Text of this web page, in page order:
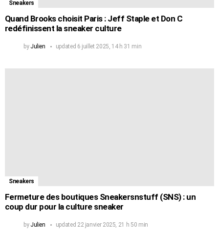
Sneakers
Quand Brooks choisit Paris : Jeff Staple et Don C
redéfinissent la sneaker culture
by Julien updated 6 juillet 2025, 14 h 31 min
Sneakers
Fermeture des boutiques Sneakersnstuff (SNS) : un
coup dur pour la culture sneaker
by Julien updated 22 janvier 2025, 21 h 50 min